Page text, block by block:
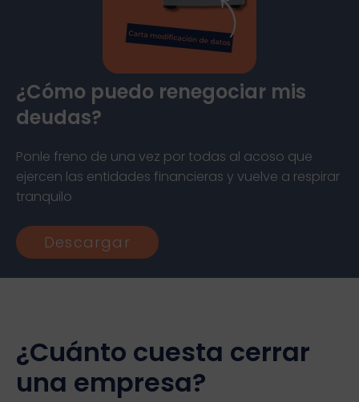
¿Cómo puedo renegociar mis
deudas?
Ponle freno de una vez por todas al acoso que
ejercen las entidades financieras y vuelve a respirar
tranquilo
Descargar
¿Cuánto cuesta cerrar
una empresa?